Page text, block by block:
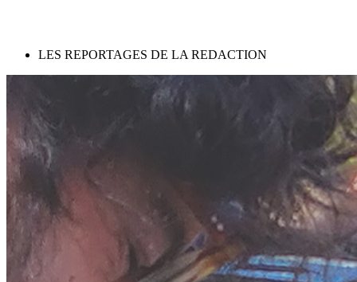
LES REPORTAGES DE LA REDACTION